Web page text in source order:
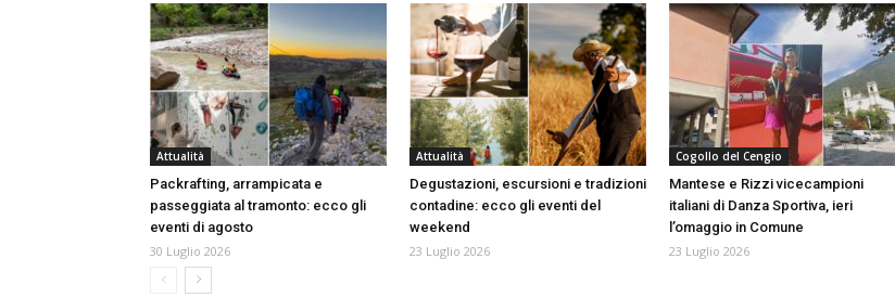
Attualità
Packrafting, arrampicata e
passeggiata al tramonto: ecco gli
eventi di agosto
30 Luglio 2026
Attualità
Degustazioni, escursioni e tradizioni
contadine: ecco gli eventi del
weekend
23 Luglio 2026
Cogollo del Cengio
Mantese e Rizzi vicecampioni
italiani di Danza Sportiva, ieri
l’omaggio in Comune
23 Luglio 2026